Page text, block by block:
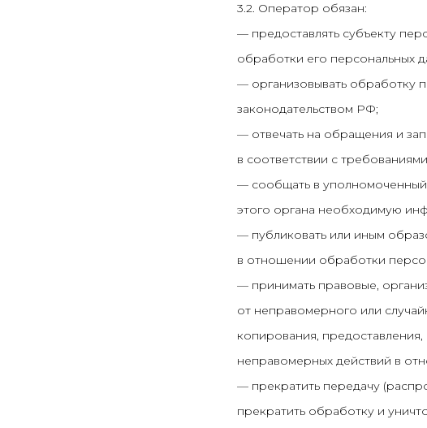
3.2. Оператор обязан:
— предоставлять субъекту
обработки его персональных
— организовывать обработку
законодательством РФ;
— отвечать на обращения и
в соответствии с
— сообщать в уполномоченный
этого органа необходимую
— публиковать или иным
в отношении обработки
— принимать правовые,
от неправомерного или
копирования,
неправомерных действий в
— прекратить передачу
прекратить обработку и